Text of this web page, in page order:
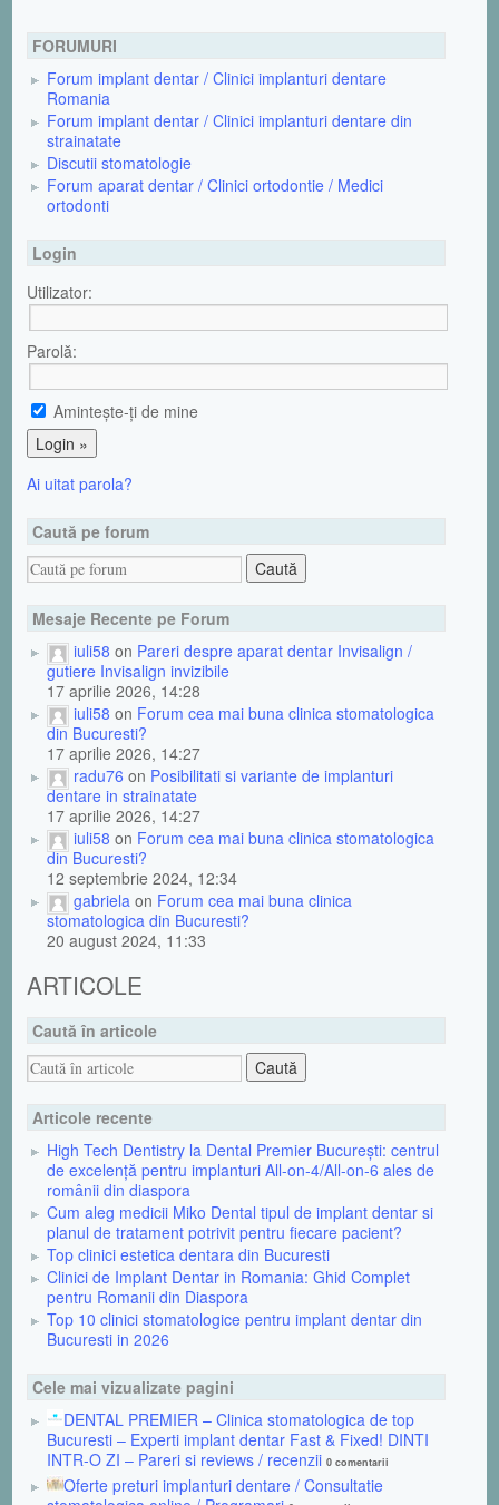
FORUMURI
Forum implant dentar / Clinici implanturi dentare
Romania
Forum implant dentar / Clinici implanturi dentare din
strainatate
Discutii stomatologie
Forum aparat dentar / Clinici ortodontie / Medici
ortodonti
Login
Utilizator:
Parolă:
Aminteşte-ţi de mine
Ai uitat parola?
Caută pe forum
Mesaje Recente pe Forum
iuli58 on Pareri despre aparat dentar Invisalign /
gutiere Invisalign invizibile
17 aprilie 2026, 14:28
iuli58 on Forum cea mai buna clinica stomatologica
din Bucuresti?
17 aprilie 2026, 14:27
radu76 on Posibilitati si variante de implanturi
dentare in strainatate
17 aprilie 2026, 14:27
iuli58 on Forum cea mai buna clinica stomatologica
din Bucuresti?
12 septembrie 2024, 12:34
gabriela on Forum cea mai buna clinica
stomatologica din Bucuresti?
20 august 2024, 11:33
ARTICOLE
Caută în articole
Articole recente
High Tech Dentistry la Dental Premier București: centrul
de excelență pentru implanturi All-on-4/All-on-6 ales de
românii din diaspora
Cum aleg medicii Miko Dental tipul de implant dentar si
planul de tratament potrivit pentru fiecare pacient?
Top clinici estetica dentara din Bucuresti
Clinici de Implant Dentar in Romania: Ghid Complet
pentru Romanii din Diaspora
Top 10 clinici stomatologice pentru implant dentar din
Bucuresti in 2026
Cele mai vizualizate pagini
DENTAL PREMIER – Clinica stomatologica de top
Bucuresti – Experti implant dentar Fast & Fixed! DINTI
INTR-O ZI – Pareri si reviews / recenzii 0 comentarii
Oferte preturi implanturi dentare / Consultatie